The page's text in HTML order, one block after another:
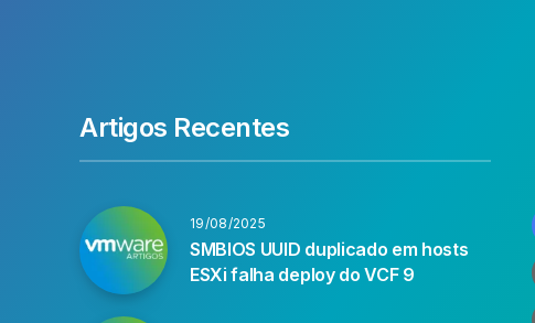
Artigos Recentes
19/08/2025
SMBIOS UUID duplicado em hosts
ESXi falha deploy do VCF 9